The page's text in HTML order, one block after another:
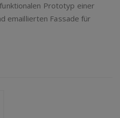
Fassade
Prototyp einer
emaillierten Fassade für